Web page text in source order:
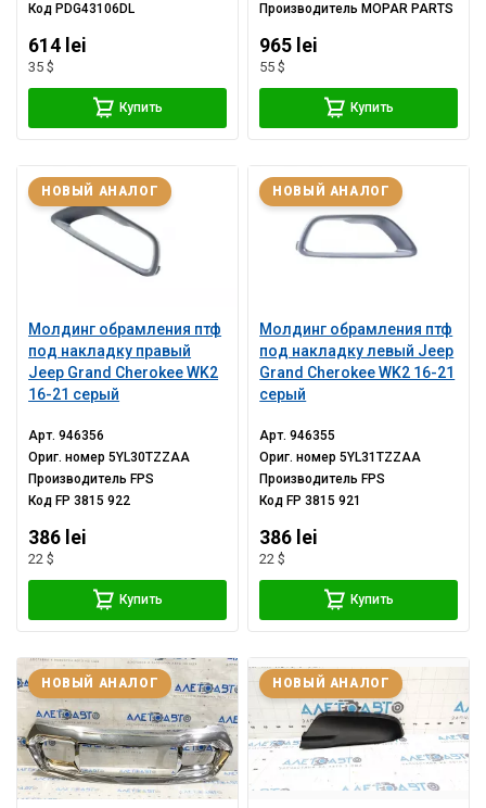
Код PDG43106DL
614 lei
35 $
Купить
Производитель MOPAR PARTS
965 lei
55 $
Купить
Молдинг обрамления птф
под накладку правый
Jeep Grand Cherokee WK2
16-21 серый
НОВЫЙ АНАЛОГ
Арт.946356
Ориг. номер5YL30TZZAA
Производитель FPS
Код FP 3815 922
386 lei
22 $
Купить
Молдинг обрамления птф
под накладку левый Jeep
Grand Cherokee WK2 16-21
серый
НОВЫЙ АНАЛОГ
Арт.946355
Ориг. номер5YL31TZZAA
Производитель FPS
Код FP 3815 921
386 lei
22 $
Купить
НОВЫЙ АНАЛОГ НОВЫЙ АНАЛОГ